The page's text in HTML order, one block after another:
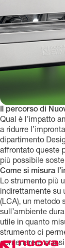
Il percorso di
Qual è l’impatto
a ridurre
dipartimento
affrontato queste
più possibile
Come si misura
Lo strumento più
indirettamente su
(LCA), un metodo
sull’ambiente
utile in quanto
strumento ci
contenere e